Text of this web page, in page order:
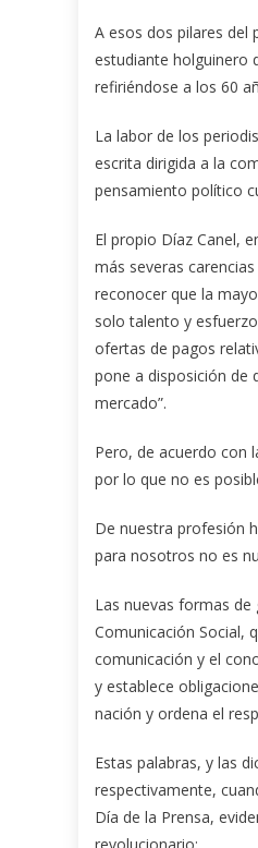
A esos dos pilares del
estudiante holguinero
refiriéndose a los 60
La labor de los
escrita dirigida a la
pensamiento político
El propio Díaz Canel,
más severas
reconocer que la
solo talento y
ofertas de pagos
pone a disposición de
mercado”.
Pero, de acuerdo con
por lo que no es
De nuestra profesión
para nosotros no es
Las nuevas formas de
Comunicación Social,
comunicación y el
y establece
nación y ordena el
Estas palabras, y las
respectivamente,
Día de la Prensa,